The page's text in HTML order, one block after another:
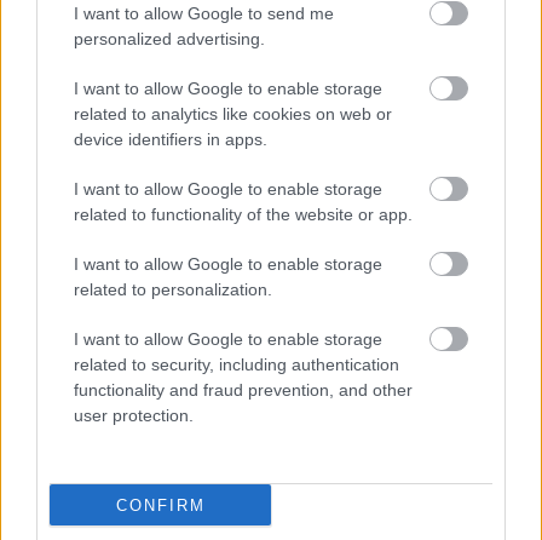
I want to allow Google to send me
personalized advertising.
I want to allow Google to enable storage
related to analytics like cookies on web or
device identifiers in apps.
I want to allow Google to enable storage
related to functionality of the website or app.
I want to allow Google to enable storage
related to personalization.
I want to allow Google to enable storage
related to security, including authentication
functionality and fraud prevention, and other
user protection.
CONFIRM
Chcete dominantu interiéru,
ktorá pritiahne pohľady?
orechové svietidlo
Prečo klasická
ako to vyriešiť
ZÁHRADA
sucho a teplo? Tieto
vysaďte na miesta, na
levanduľa! 7 fialových